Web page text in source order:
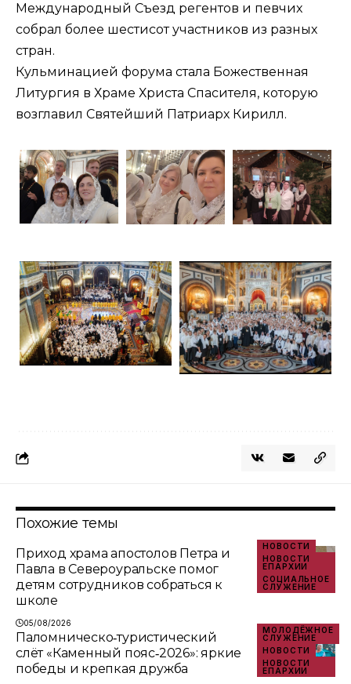
Международный Съезд регентов и певчих
собрал более шестисот участников из разных
стран.
Кульминацией форума стала Божественная
Литургия в Храме Христа Спасителя, которую
возглавил Святейший Патриарх Кирилл.
Похожие темы
НОВОСТИ
НОВОСТИ
ЕПАРХИИ
СОЦИАЛЬНОЕ
СЛУЖЕНИЕ
Приход храма апостолов Петра и
Павла в Североуральске помог
детям сотрудников собраться к
школе
05/08/2026
МОЛОДЁЖНОЕ
СЛУЖЕНИЕ
НОВОСТИ
НОВОСТИ
ЕПАРХИИ
Паломническо‑туристический
слёт «Каменный пояс‑2026»: яркие
победы и крепкая дружба